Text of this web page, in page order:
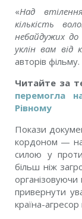
«Над вті
кількість
небайдужих до
уклін вам від
авторів фільму.
Читайте за
перемогла
Рівному
Покази
кордоном —
силою у
більш ніж
привернути
країна-